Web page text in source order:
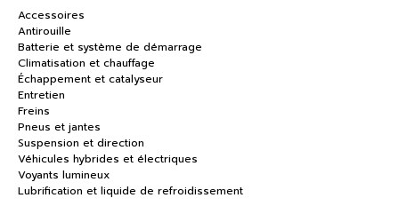
Accessoires
Antirouille
Batterie et système de démarrage
Climatisation et chauffage
Échappement et catalyseur
Entretien
Freins
Pneus et jantes
Suspension et direction
Véhicules hybrides et électriques
Voyants lumineux
Lubrification et liquide de refroidissement